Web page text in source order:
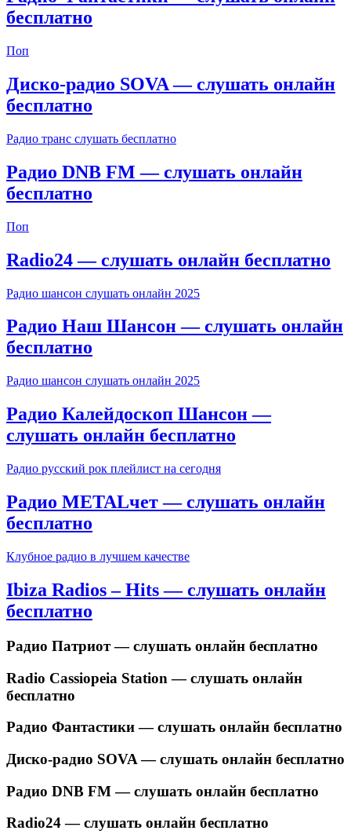
бесплатно
Поп
Диско-радио SOVA — слушать онлайн
бесплатно
Радио транс слушать бесплатно
Радио DNB FM — слушать онлайн
бесплатно
Поп
Radio24 — слушать онлайн бесплатно
Радио шансон слушать онлайн 2025
Радио Наш Шансон — слушать онлайн
бесплатно
Радио шансон слушать онлайн 2025
Радио Калейдоскоп Шансон —
слушать онлайн бесплатно
Радио русский рок плейлист на сегодня
Радио METALчет — слушать онлайн
бесплатно
Клубное радио в лучшем качестве
Ibiza Radios – Hits — слушать онлайн
бесплатно
Радио Патриот — слушать онлайн бесплатно
Radio Cassiopeia Station — слушать онлайн
бесплатно
Радио Фантастики — слушать онлайн бесплатно
Диско-радио SOVA — слушать онлайн бесплатно
Радио DNB FM — слушать онлайн бесплатно
Radio24 — слушать онлайн бесплатно